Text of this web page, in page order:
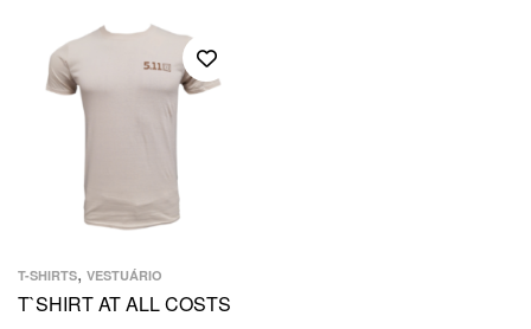
T-SHIRTS, VESTUÁRIO
T`SHIRT AT ALL COSTS